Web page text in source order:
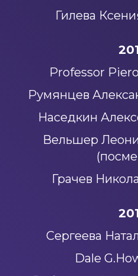
Гилева
Professor
Румянцев
Наседкин
Вельшер
Грачев
Сергеева
Dale